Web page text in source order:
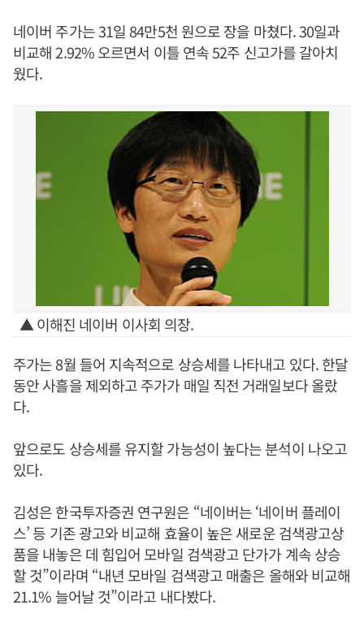
네이버 주가는 31일 84만5천 원으로 장을 마쳤다. 30일과
비교해 2.92% 오르면서 이틀 연속 52주 신고가를 갈아치
웠다.
▲ 이해진 네이버 이사회 의장.
주가는 8월 들어 지속적으로 상승세를 나타내고 있다. 한달
동안 사흘을 제외하고 주가가 매일 직전 거래일보다 올랐
다.
앞으로도 상승세를 유지할 가능성이 높다는 분석이 나오고
있다.
김성은 한국투자증권 연구원은 “네이버는 ‘네이버 플레이
스’ 등 기존 광고와 비교해 효율이 높은 새로운 검색광고상
품을 내놓은 데 힘입어 모바일 검색광고 단가가 계속 상승
할 것”이라며 “내년 모바일 검색광고 매출은 올해와 비교해
21.1% 늘어날 것”이라고 내다봤다.